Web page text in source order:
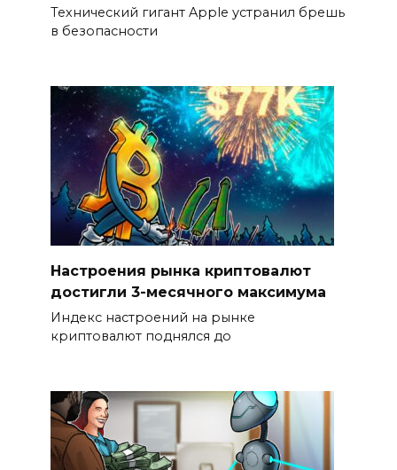
Технический гигант Apple устранил брешь
в безопасности
Настроения рынка криптовалют
достигли 3-месячного максимума
Индекс настроений на рынке
криптовалют поднялся до